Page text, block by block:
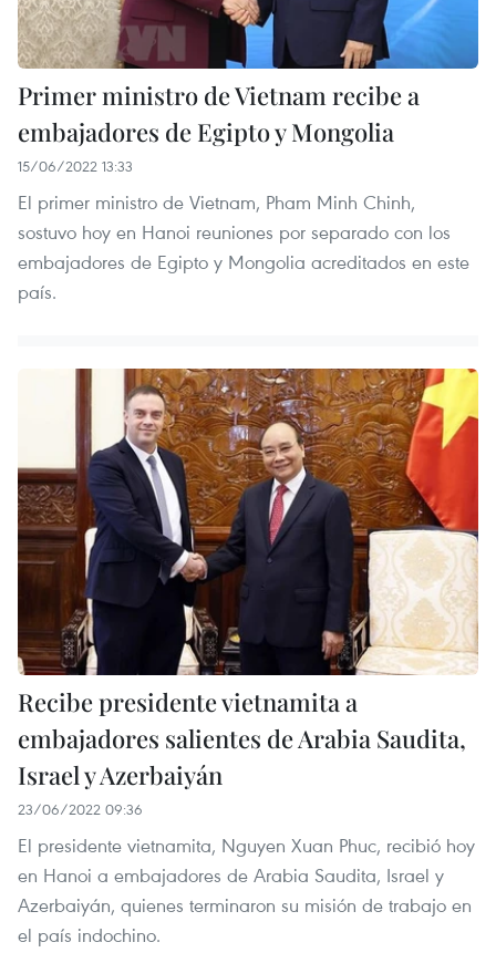
Primer ministro de Vietnam recibe a
embajadores de Egipto y Mongolia
15/06/2022 13:33
El primer ministro de Vietnam, Pham Minh Chinh,
sostuvo hoy en Hanoi reuniones por separado con los
embajadores de Egipto y Mongolia acreditados en este
país.
Recibe presidente vietnamita a
embajadores salientes de Arabia Saudita,
Israel y Azerbaiyán
23/06/2022 09:36
El presidente vietnamita, Nguyen Xuan Phuc, recibió hoy
en Hanoi a embajadores de Arabia Saudita, Israel y
Azerbaiyán, quienes terminaron su misión de trabajo en
el país indochino.